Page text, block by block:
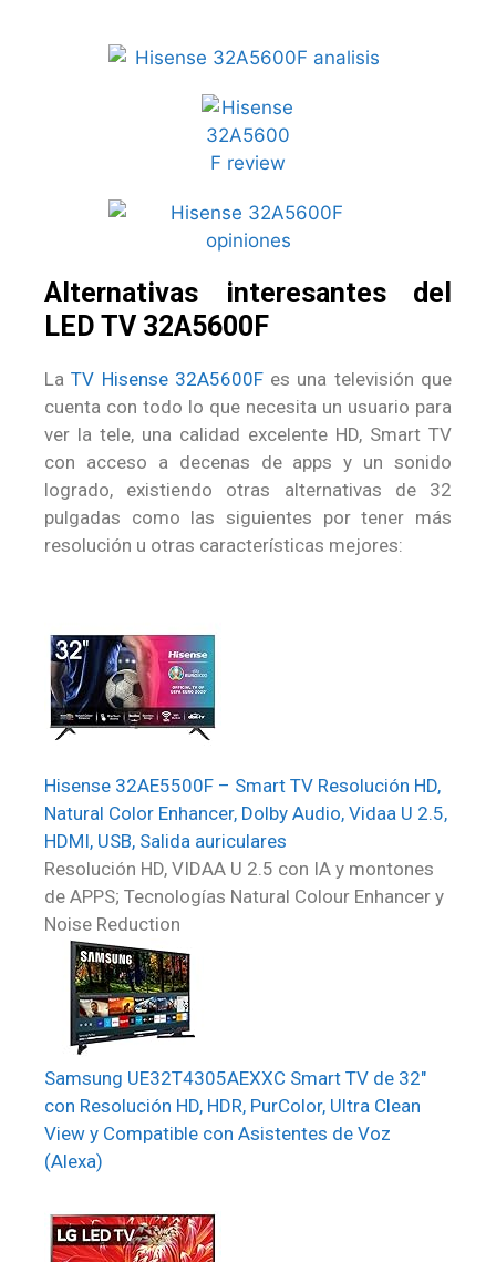
Alternativas interesantes del
LED TV 32A5600F
LaTV Hisense 32A5600Fes una televisión que
cuenta con todo lo que necesita un usuario para
ver la tele, una calidad excelente HD, Smart TV
con acceso a decenas de apps y un sonido
logrado, existiendo otras alternativas de 32
pulgadas como las siguientes por tener más
resolución u otras características mejores:
Hisense 32AE5500F – Smart TV Resolución HD,
Natural Color Enhancer, Dolby Audio, Vidaa U 2.5,
HDMI, USB, Salida auriculares
Resolución HD, VIDAA U 2.5 con IA y montones
de APPS; Tecnologías Natural Colour Enhancer y
Noise Reduction
Samsung UE32T4305AEXXC Smart TV de 32″
con Resolución HD, HDR, PurColor, Ultra Clean
View y Compatible con Asistentes de Voz
(Alexa)